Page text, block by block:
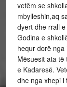
vetëm se
mbylleshin,aq
dyert dhe rrall
Godina e
hequr dorë nga
Mësuesit ata
e Kadaresë.
dhe nga xhepi i